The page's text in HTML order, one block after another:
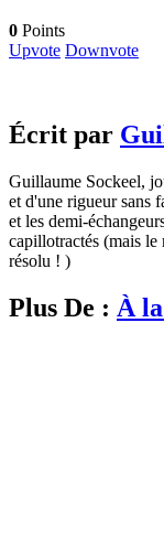
0 Points
Upvote Downvote
Écrit par
Guillaume Sockeel,
et d'une rigueur sans
et les demi-
capillotractés (mais le
résolu ! )
Plus De : À